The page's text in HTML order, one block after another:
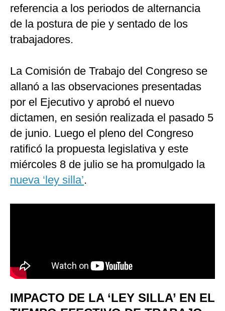
referencia a los periodos de alternancia
de la postura de pie y sentado de los
trabajadores.
La Comisión de Trabajo del Congreso se
allanó a las observaciones presentadas
por el Ejecutivo y aprobó el nuevo
dictamen, en sesión realizada el pasado 5
de junio. Luego el pleno del Congreso
ratificó la propuesta legislativa y este
miércoles 8 de julio se ha promulgado la
nueva ‘ley silla’.
IMPACTO DE LA ‘LEY SILLA’ EN EL